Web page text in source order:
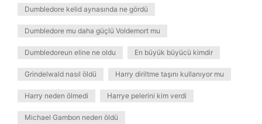
Dumbledore kelid aynasında ne gördü
Dumbledore mu daha güçlü Voldemort mu
Dumbledoreun eline ne oldu En büyük büyücü kimdir
Grindelwald nasıl öldü Harry diriltme taşını kullanıyor mu
Harry neden ölmedi Harrye pelerini kim verdi
Michael Gambon neden öldü